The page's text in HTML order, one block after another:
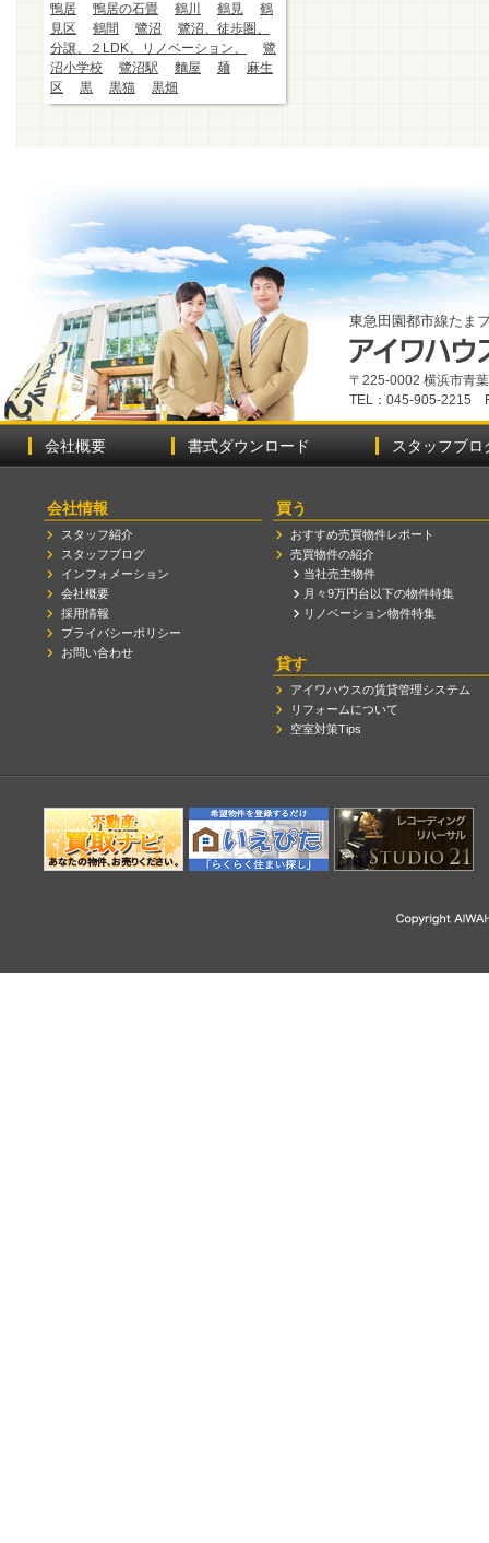
鴨居
鴨居の石畳 鶴川 鶴見
鶴
見区
鶴間 鷺沼
鷺沼、徒歩圏、
分譲、２LDK、リノベーション、
鷺
沼小学校
鷺沼駅 麵屋 麺
麻生
区
黒 黒猫 黒畑
東急田園都市線たま
〒225-0002 横浜市青
TEL：045-905-2215
会社概要 書式ダウンロード スタッフブロ
会社情報
スタッフ紹介
スタッフブログ
インフォメーション
会社概要
採用情報
プライバシーポリシー
お問い合わせ
買う
おすすめ売買物件レポート
売買物件の紹介
当社売主物件
月々9万円台以下の物件特集
リノベーション物件特集
貸す
アイワハウスの賃貸管理システム
リフォームについて
空室対策Tips